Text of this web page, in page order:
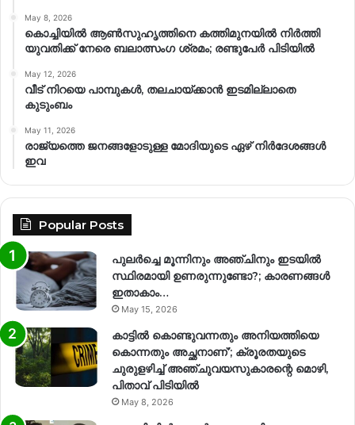
May 8, 2026
കൊച്ചിയിൽ ആൺസുഹൃത്തിനെ കത്തിമുനയിൽ നിർത്തി
യുവതിക്ക് നേരെ ബലാത്സംഗ​ ശ്രമം; രണ്ടുപേർ പിടിയിൽ
May 12, 2026
വീട് നിറയെ പാമ്പുകൾ, തലചായ്ക്കാൻ ഇടമില്ലാതെ
കുടുംബം
May 11, 2026
രാജ്യത്തെ ജനങ്ങളോടുള്ള മോദിയുടെ ഏഴ് നിര്‍ദേശങ്ങള്‍
ഇവ
Popular Posts
പുലർച്ചെ മൂന്നിനും അഞ്ചിനും ഇടയിൽ
സ്ഥിരമായി ഉണരുന്നുണ്ടോ?; കാരണങ്ങള്‍
ഇതാകാം…
May 15, 2026
കാട്ടിൽ കൊണ്ടുവന്നതും അനിയത്തിയെ
കൊന്നതും അച്ഛനാണ്’; ക്രൂരതയുടെ
ചുരുളഴിച്ച് അഞ്ചുവയസുകാരന്റെ മൊഴി,
പിതാവ് പിടിയിൽ
May 8, 2026